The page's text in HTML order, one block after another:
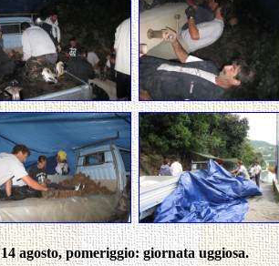
14 agosto, pomeriggio: giornata uggiosa.